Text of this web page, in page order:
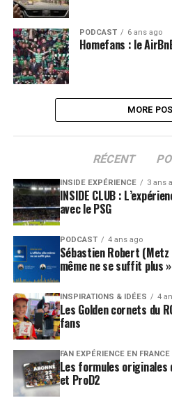
PODCAST 6 ans ago
Homefans : le
MORE
RÉCENT
INSIDE EXPÉRIENCE 3 ans
INSIDE CLUB :
avec le PSG
PODCAST 4 ans ago
Sébastien Robert (Metz
même ne se suffit plus »
INSPIRATIONS & IDÉES 4
Les Golden cornets du
fans
FAN EXPÉRIENCE EN FRANCE
Les formules originales
et ProD2